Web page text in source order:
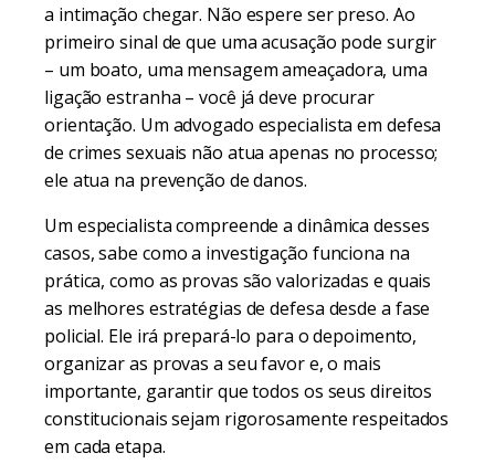
a intimação chegar. Não espere ser preso. Ao
primeiro sinal de que uma acusação pode surgir
– um boato, uma mensagem ameaçadora, uma
ligação estranha – você já deve procurar
orientação. Um advogado especialista em defesa
de crimes sexuais não atua apenas no processo;
ele atua na prevenção de danos.
Um especialista compreende a dinâmica desses
casos, sabe como a investigação funciona na
prática, como as provas são valorizadas e quais
as melhores estratégias de defesa desde a fase
policial. Ele irá prepará-lo para o depoimento,
organizar as provas a seu favor e, o mais
importante, garantir que todos os seus direitos
constitucionais sejam rigorosamente respeitados
em cada etapa.